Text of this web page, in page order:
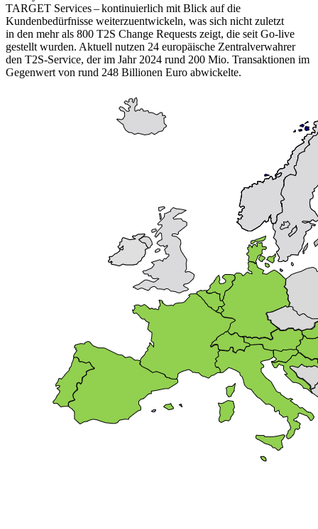
TARGET Services – kontinuierlich mit Blick auf die
Kundenbedürfnisse weiterzuentwickeln, was sich nicht zuletzt
in den mehr als 800 T2S Change Requests zeigt, die seit Go-live
gestellt wurden. Aktuell nutzen 24 europäische Zentralverwahrer
den T2S-Service, der im Jahr 2024 rund 200 Mio. Transaktionen im
Gegenwert von rund 248 Billionen Euro abwickelte.